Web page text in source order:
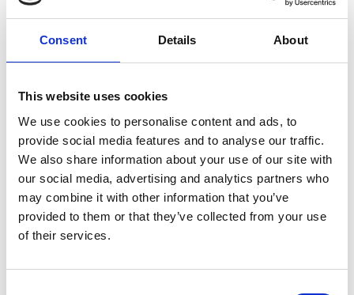
Consent Details About
This website uses cookies
We use cookies to personalise content and ads, to
provide social media features and to analyse our traffic.
We also share information about your use of our site with
our social media, advertising and analytics partners who
may combine it with other information that you’ve
provided to them or that they’ve collected from your use
of their services.
Uscito il terzo episodio
di Orgoglio e Podcast!